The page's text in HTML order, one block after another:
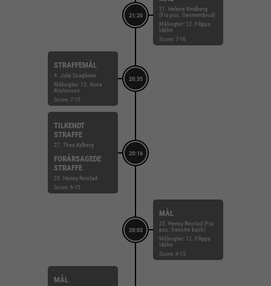
21:20
21. Helene Kindberg
(Fra pos. Gennembrud)
Målvogter: 12. Filippa
Idéhn
Score: 7-16
20:35
STRAFFEMÅL
4. Julie Scaglione
Målvogter: 12. Anna
Kristensen
Score: 7-15
20:16
TILKENDT
STRAFFE
27. Thea Kylberg
FORÅRSAGEDE
STRAFFE
25. Henny Reistad
Score: 6-15
20:03
MÅL
25. Henny Reistad (Fra
pos. Venstre back)
Målvogter: 12. Filippa
Idéhn
Score: 6-15
MÅL